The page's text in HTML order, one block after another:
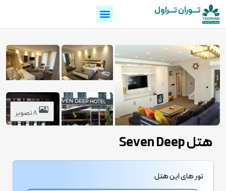
تـــوران تـــراول
8 تصویر
هتل Seven Deep
تور های این هتل